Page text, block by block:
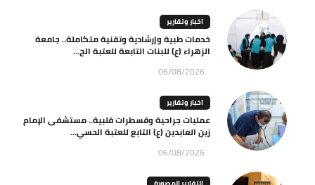
اخبار وتقارير
خدمات طبية وإرشادية وتقنية متكاملة.. جامعة
الزهراء (ع) للبنات التابعة للعتبة الح...
06/08/2026
اخبار وتقارير
عمليات جراحية وقسطرات قلبية.. مستشفى الإمام
زين العابدين (ع) التابع للعتبة الحسي...
06/08/2026